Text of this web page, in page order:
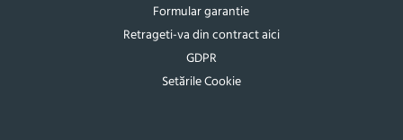
Formular garantie
Retrageti-va din contract aici
GDPR
Setările Cookie